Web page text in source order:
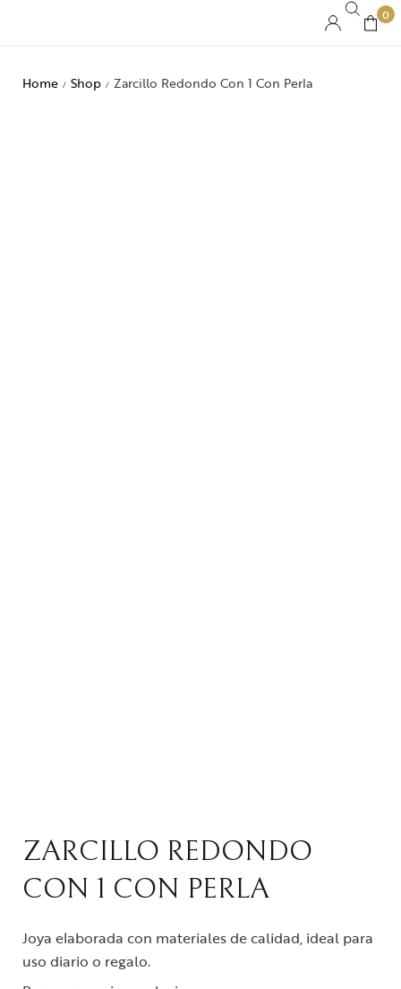
0
Home / Shop / Zarcillo Redondo Con 1 Con Perla
ZARCILLO REDONDO
CON 1 CON PERLA
Joya elaborada con materiales de calidad, ideal para
uso diario o regalo.